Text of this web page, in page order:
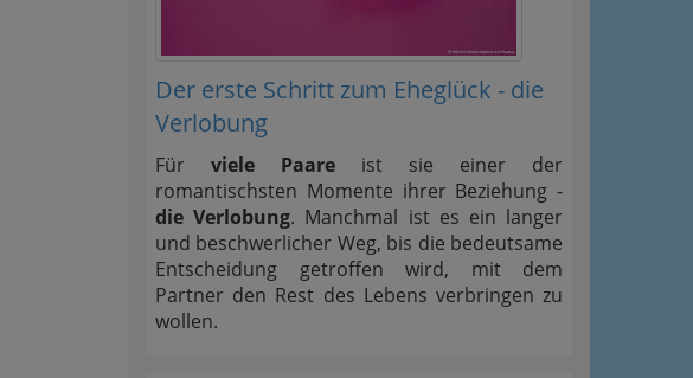
Der erste Schritt zum Eheglück - die
Verlobung
Für viele Paare ist sie einer der
romantischsten Momente ihrer Beziehung -
die Verlobung. Manchmal ist es ein langer
und beschwerlicher Weg, bis die bedeutsame
Entscheidung getroffen wird, mit dem
Partner den Rest des Lebens verbringen zu
wollen.